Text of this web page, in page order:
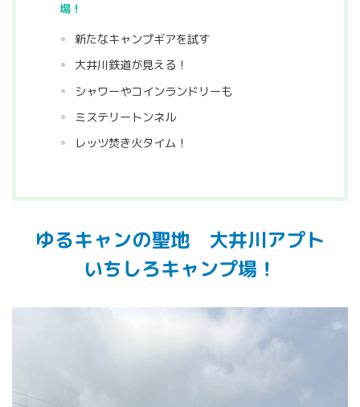
場！
新たなキャンプギアを試す
大井川鉄道が見える！
シャワーやコインランドリーも
ミステリートンネル
レッツ焚き火タイム！
ゆるキャンの聖地 大井川アプト
いちしろキャンプ場！